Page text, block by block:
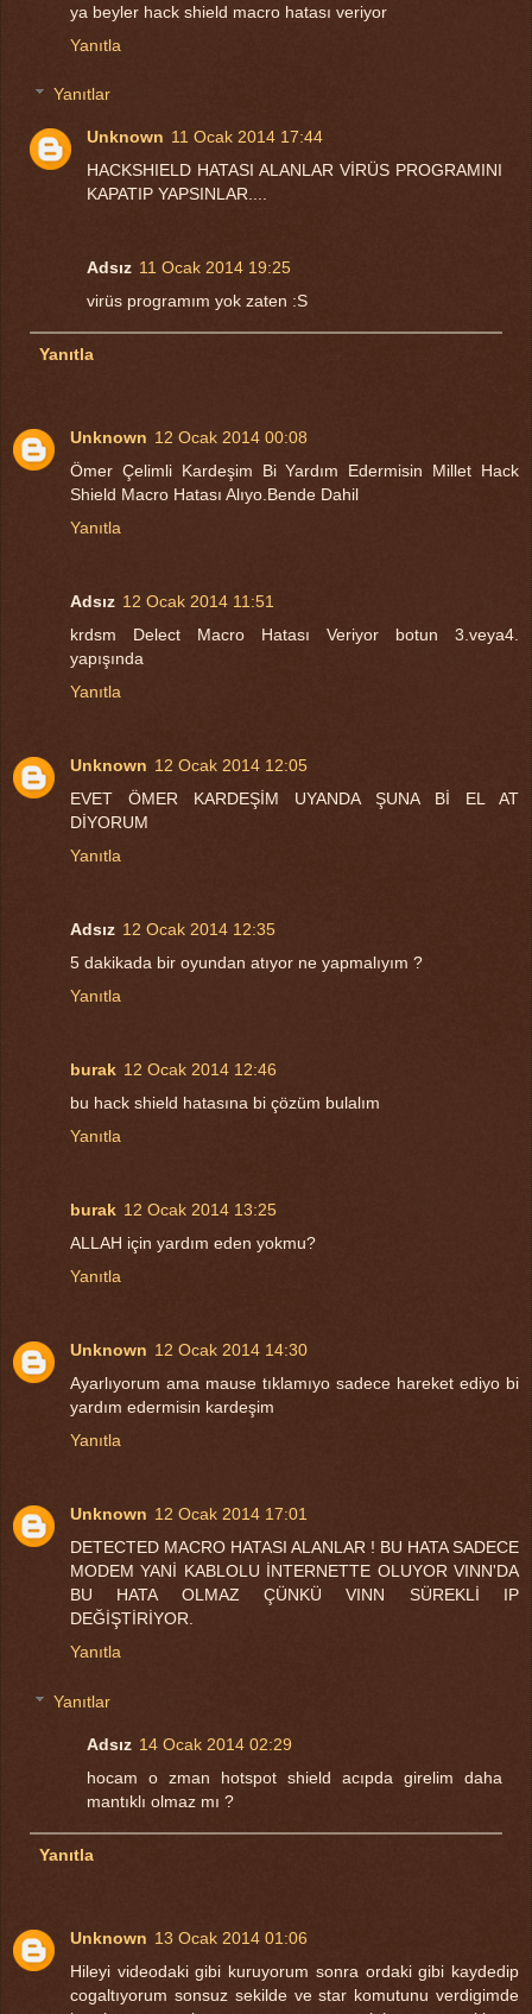
ya beyler hack shield macro hatası veriyor
Yanıtla
Yanıtlar
Unknown 11 Ocak 2014 17:44
HACKSHIELD HATASI ALANLAR VİRÜS PROGRAMINI
KAPATIP YAPSINLAR....
Adsız 11 Ocak 2014 19:25
virüs programım yok zaten :S
Yanıtla
Unknown 12 Ocak 2014 00:08
Ömer Çelimli Kardeşim Bi Yardım Edermisin Millet Hack
Shield Macro Hatası Alıyo.Bende Dahil
Yanıtla
Adsız 12 Ocak 2014 11:51
krdsm Delect Macro Hatası Veriyor botun 3.veya4.
yapışında
Yanıtla
Unknown 12 Ocak 2014 12:05
EVET ÖMER KARDEŞİM UYANDA ŞUNA Bİ EL AT
DİYORUM
Yanıtla
Adsız 12 Ocak 2014 12:35
5 dakikada bir oyundan atıyor ne yapmalıyım ?
Yanıtla
burak 12 Ocak 2014 12:46
bu hack shield hatasına bi çözüm bulalım
Yanıtla
burak 12 Ocak 2014 13:25
ALLAH için yardım eden yokmu?
Yanıtla
Unknown 12 Ocak 2014 14:30
Ayarlıyorum ama mause tıklamıyo sadece hareket ediyo bi
yardım edermisin kardeşim
Yanıtla
Unknown 12 Ocak 2014 17:01
DETECTED MACRO HATASI ALANLAR ! BU HATA SADECE
MODEM YANİ KABLOLU İNTERNETTE OLUYOR VINN'DA
BU HATA OLMAZ ÇÜNKÜ VINN SÜREKLİ IP
DEĞİŞTİRİYOR.
Yanıtla
Yanıtlar
Adsız 14 Ocak 2014 02:29
hocam o zman hotspot shield acıpda girelim daha
mantıklı olmaz mı ?
Yanıtla
Unknown 13 Ocak 2014 01:06
Hileyi videodaki gibi kuruyorum sonra ordaki gibi kaydedip
cogaltıyorum sonsuz sekilde ve star komutunu verdigimde